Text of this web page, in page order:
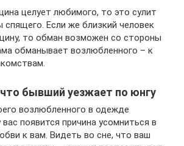
целует любимого, то это сулит
Если же близкий человек
то обман возможен со стороны
обманывает возлюбленного – к
бывший уезжает по юнгу
возлюбленного в одежде
появится причина усомниться в
к вам. Видеть во сне, что ваш